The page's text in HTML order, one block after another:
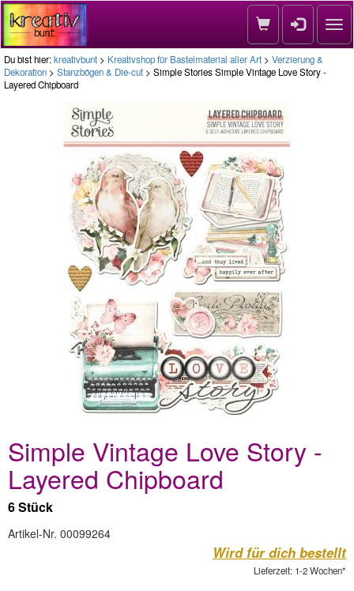
Du bist hier:kreativbunt > Kreativshop für Bastelmaterial aller Art > Verzierung &
Dekoration > Stanzbögen & Die-cut > Simple Stories Simple Vintage Love Story -
Layered Chipboard
Simple Vintage Love Story -
Layered Chipboard
6 Stück
Artikel-Nr. 00099264
Wird für dich bestellt
Lieferzeit: 1-2 Wochen*